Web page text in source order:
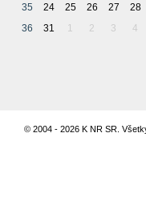
35
24 25 26 27 28
36
31 1 2 3 4
© 2004 - 2026 K NR SR.